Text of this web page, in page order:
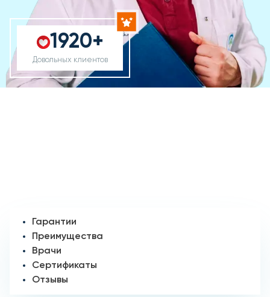
1920+
Довольных клиентов
Гарантии
Преимущества
Врачи
Сертификаты
Отзывы